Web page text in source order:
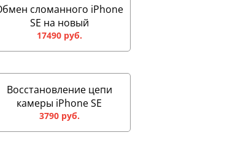
сломанного iPhone
SE на новый
17490 руб.
Восстановление цепи
камеры iPhone SE
3790 руб.